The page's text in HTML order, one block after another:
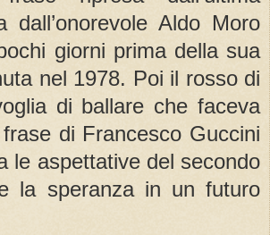
dall’onorevole Aldo Moro
giorni prima della sua
nel 1978. Poi il rosso di
di ballare che faceva
di Francesco Guccini
le aspettative del secondo
la speranza in un futuro